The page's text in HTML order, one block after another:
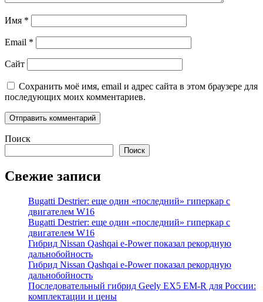
Имя *
Email *
Сайт
Сохранить моё имя, email и адрес сайта в этом браузере для
последующих моих комментариев.
Поиск
Поиск
Свежие записи
Bugatti Destrier: еще один «последний» гиперкар с
двигателем W16
Bugatti Destrier: еще один «последний» гиперкар с
двигателем W16
Гибрид Nissan Qashqai e-Power показал рекордную
дальнобойность
Гибрид Nissan Qashqai e-Power показал рекордную
дальнобойность
Последовательный гибрид Geely EX5 EM-R для России:
комплектации и цены